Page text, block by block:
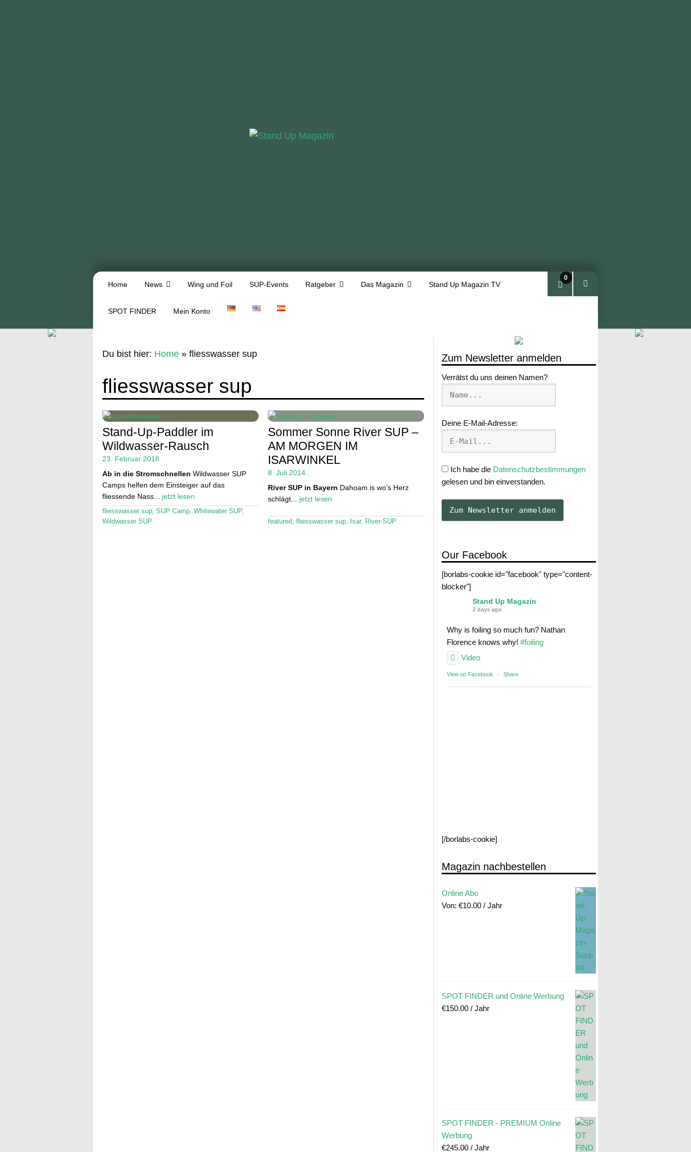
Home News Wing und Foil SUP-Events Ratgeber Das Magazin Stand Up Magazin TV
SPOT FINDER Mein Konto
0
Zum Newsletter anmelden
Verrätst du uns deinen Namen?
Deine E-Mail-Adresse:
Ich habe die Datenschutzbestimmungen
gelesen und bin einverstanden.
Our Facebook
[borlabs-cookie id="facebook" type="content-
blocker"]
Stand Up Magazin
2 days ago
Why is foiling so much fun? Nathan
Florence knows why! #foiling
Video
View on Facebook · Share
[/borlabs-cookie]
Magazin nachbestellen
Online Abo
Von: €10.00 / Jahr
SPOT FINDER und Online Werbung
€150.00 / Jahr
SPOT FINDER - PREMIUM Online
Werbung
€245.00 / Jahr
Du bist hier: Home» fliesswasser sup
fliesswasser sup
Stand-Up-Paddler im
Wildwasser-Rausch
23. Februar 2018
Ab in die Stromschnellen Wildwasser SUP
Camps helfen dem Einsteiger auf das
fliessende Nass... jetzt lesen
fliesswasser sup, SUP Camp, Whitewater SUP,
Wildwasser SUP
Sommer Sonne River SUP –
AM MORGEN IM
ISARWINKEL
8. Juli 2014
River SUP in Bayern Dahoam is wo’s Herz
schlägt... jetzt lesen
featured, fliesswasser sup, Isar, River-SUP